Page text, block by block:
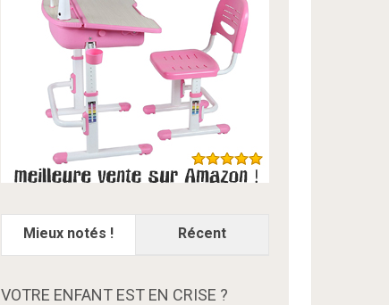
Mieux notés ! Récent
VOTRE ENFANT EST EN CRISE ?